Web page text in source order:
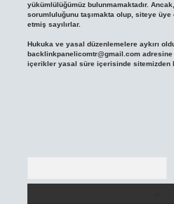
yükümlülüğümüz bulunmamaktadır.
sorumluluğunu taşımakta olup, siteye
etmiş sayılırlar.
Hukuka ve yasal düzenlemelere aykırı
backlinkpanelicomtr@gmail.comadresine
içerikler yasal süre içerisinde sitemizden